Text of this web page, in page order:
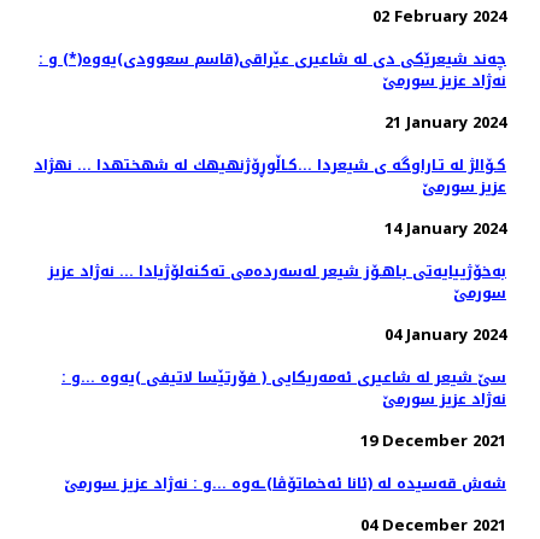
02 February 2024
چه‌ند شیعرێكی دی له‌ شاعیری عێراقی(قاسم سعوودی)یه‌وه‌(*) و :
نه‌ژاد عزیز سورمێ
21 January 2024
كـۆالژ له تـاراوگه ی شیعردا ...كـاڵوڕۆژنهیهك له شهختهدا ... نهژاد
عزیز سورمێ
14 January 2024
به‌خۆژییایه‌تی بـاهـۆز شیعر له‌سه‌رده‌می ته‌كنه‌لۆژیادا ... نه‌ژاد عزیز
سورمێ
04 January 2024
سێ شیعر له‌ شاعیری ئه‌مه‌ریكایی ( فۆرتێسا لاتیفی )یه‌وه‌ ...و :
نه‌ژاد عزیز سورمێ
19 December 2021
شه‌ش قه‌سیده‌ له‌ (ئانا ئه‌خماتۆڤا)ـه‌وه‌ ...و : نه‌ژاد عزیز سورمێ
04 December 2021